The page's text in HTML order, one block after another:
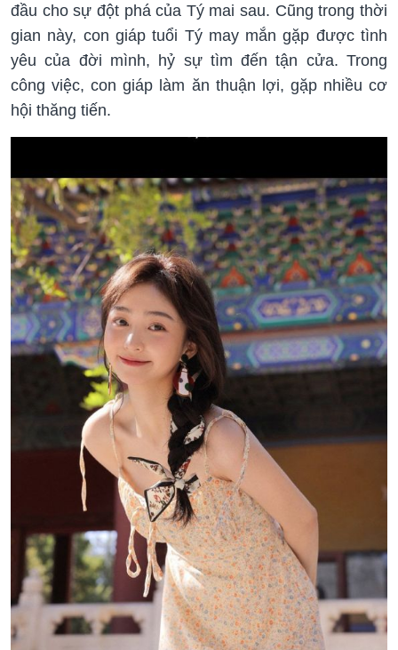
đầu cho sự đột phá của Tý mai sau. Cũng trong thời
gian này, con giáp tuổi Tý may mắn gặp được tình
yêu của đời mình, hỷ sự tìm đến tận cửa. Trong
công việc, con giáp làm ăn thuận lợi, gặp nhiều cơ
hội thăng tiến.